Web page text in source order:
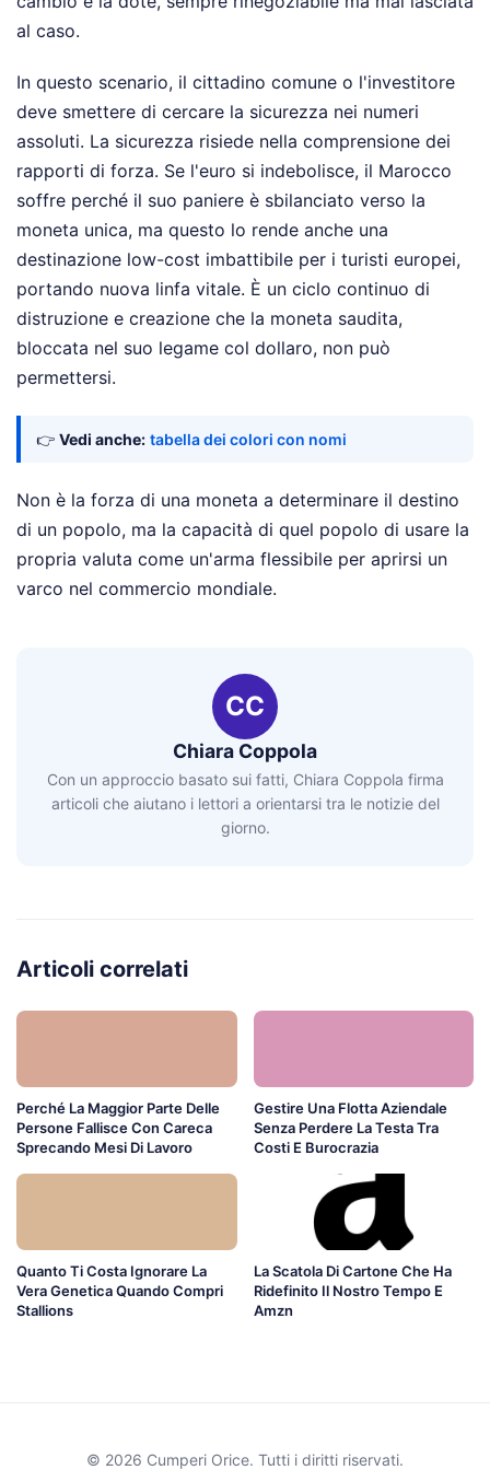
al caso.
In questo scenario, il cittadino comune o l'investitore
deve smettere di cercare la sicurezza nei numeri
assoluti. La sicurezza risiede nella comprensione dei
rapporti di forza. Se l'euro si indebolisce, il Marocco
soffre perché il suo paniere è sbilanciato verso la
moneta unica, ma questo lo rende anche una
destinazione low-cost imbattibile per i turisti europei,
portando nuova linfa vitale. È un ciclo continuo di
distruzione e creazione che la moneta saudita,
bloccata nel suo legame col dollaro, non può
permettersi.
👉 Vedi anche: tabella dei colori con nomi
Non è la forza di una moneta a determinare il destino
di un popolo, ma la capacità di quel popolo di usare la
propria valuta come un'arma flessibile per aprirsi un
varco nel commercio mondiale.
CC
Chiara Coppola
Con un approccio basato sui fatti, Chiara Coppola firma
articoli che aiutano i lettori a orientarsi tra le notizie del
giorno.
Articoli correlati
Perché La Maggior Parte Delle
Persone Fallisce Con Careca
Sprecando Mesi Di Lavoro
Gestire Una Flotta Aziendale
Senza Perdere La Testa Tra
Costi E Burocrazia
Quanto Ti Costa Ignorare La
Vera Genetica Quando Compri
Stallions
La Scatola Di Cartone Che Ha
Ridefinito Il Nostro Tempo E
Amzn
© 2026 Cumperi Orice. Tutti i diritti riservati.